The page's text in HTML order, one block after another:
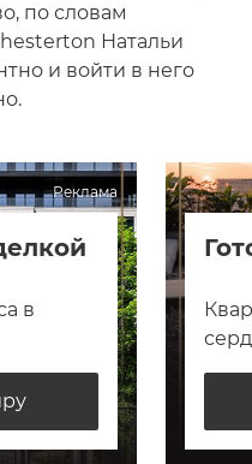
по словам
Натальи
и войти в него
Реклама
в